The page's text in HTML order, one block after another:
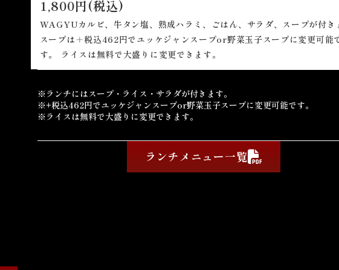
1,800円(税込)
WAGYUカルビ、牛タン塩、熟成ハラミ、ごはん、サラダ、スープが付き
スープは＋税込462円でユッケジャンスープor野菜玉子スープに変更可能
す。 ライスは無料で大盛りに変更できます。
※ランチにはスープ・ライス・サラダが付きます。
※+税込462円でユッケジャンスープor野菜玉子スープに変更可能です。
※ライスは無料で大盛りに変更できます。
ランチメニュー一覧